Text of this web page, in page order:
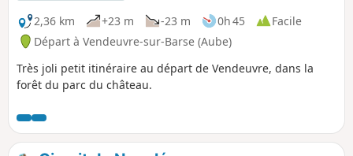
2,36 km
+23 m -23 m 0h 45
Facile
Départ à Vendeuvre-sur-Barse (Aube)
Très joli petit itinéraire au départ de Vendeuvre, dans la
forêt du parc du château.